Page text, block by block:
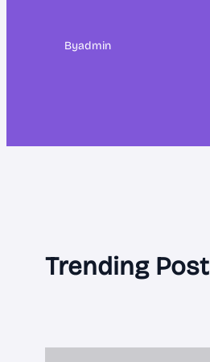
Byadmin
Trending Post